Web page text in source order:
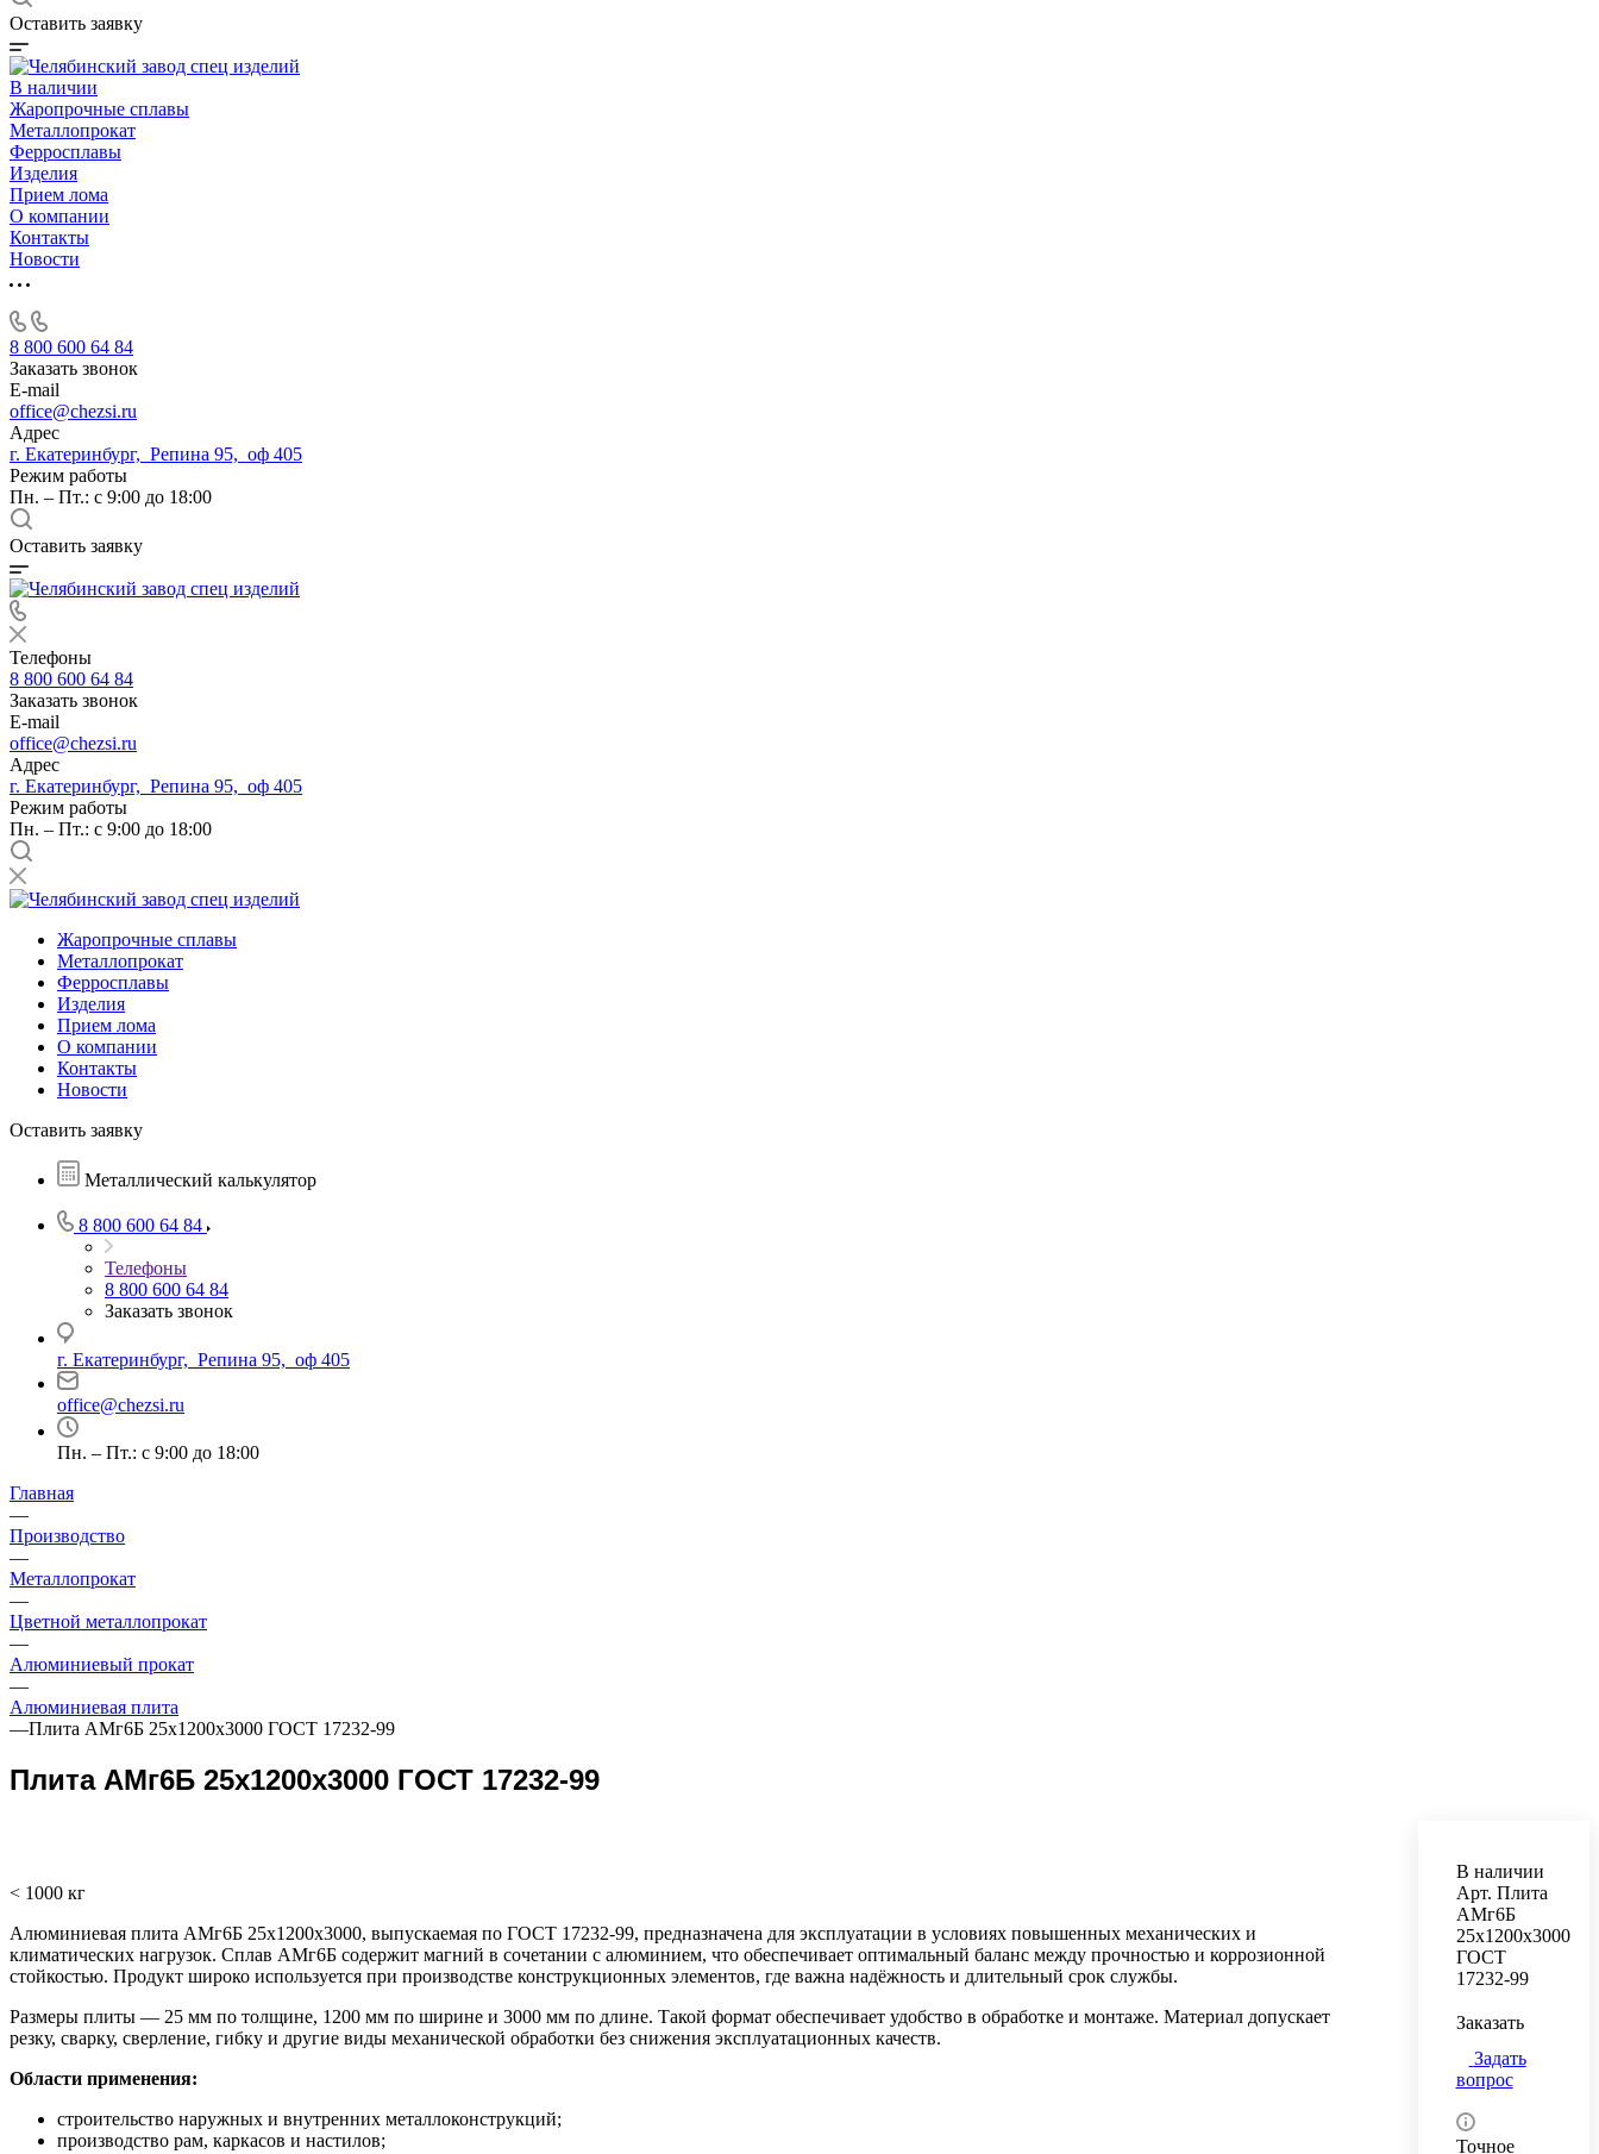
Оставить заявку
В наличии
Жаропрочные сплавы
Металлопрокат
Ферросплавы
Изделия
Прием лома
О компании
Контакты
Новости
8 800 600 64 84
Заказать звонок
E-mail
office@chezsi.ru
Адрес
г. Екатеринбург, Репина 95, оф 405
Режим работы
Пн. – Пт.: с 9:00 до 18:00
Оставить заявку
Телефоны
8 800 600 64 84
Заказать звонок
E-mail
office@chezsi.ru
Адрес
г. Екатеринбург, Репина 95, оф 405
Режим работы
Пн. – Пт.: с 9:00 до 18:00
Жаропрочные сплавы
Металлопрокат
Ферросплавы
Изделия
Прием лома
О компании
Контакты
Новости
Оставить заявку
Металлический калькулятор
8 800 600 64 84
Телефоны
8 800 600 64 84
Заказать звонок
г. Екатеринбург, Репина 95, оф 405
office@chezsi.ru
Пн. – Пт.: с 9:00 до 18:00
Главная
—
Производство
—
Металлопрокат
—
Цветной металлопрокат
—
Алюминиевый прокат
—
Алюминиевая плита
—Плита АМг6Б 25х1200х3000 ГОСТ 17232-99
Плита АМг6Б 25х1200х3000 ГОСТ 17232-99
В наличии
Арт. Плита
АМг6Б
25х1200х3000
ГОСТ
17232-99
Заказать
Задать
вопрос
Точное
< 1000 кг
Алюминиевая плита АМг6Б 25х1200х3000, выпускаемая по ГОСТ 17232-99, предназначена для эксплуатации в условиях повышенных механических и
климатических нагрузок. Сплав АМг6Б содержит магний в сочетании с алюминием, что обеспечивает оптимальный баланс между прочностью и коррозионной
стойкостью. Продукт широко используется при производстве конструкционных элементов, где важна надёжность и длительный срок службы.
Размеры плиты — 25 мм по толщине, 1200 мм по ширине и 3000 мм по длине. Такой формат обеспечивает удобство в обработке и монтаже. Материал допускает
резку, сварку, сверление, гибку и другие виды механической обработки без снижения эксплуатационных качеств.
Области применения:
строительство наружных и внутренних металлоконструкций;
производство рам, каркасов и настилов;